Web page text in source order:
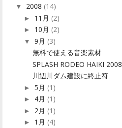
▼ 2008 (14)
► 11月 (2)
► 10月 (2)
▼ 9月 (3)
無料で使える音楽素材
SPLASH RODEO HAIKI 2008
川辺川ダム建設に終止符
► 5月 (1)
► 4月 (1)
► 2月 (1)
► 1月 (4)